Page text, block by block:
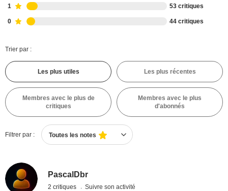
1 53 critiques
0 44 critiques
Trier par :
Les plus utiles Les plus récentes
Membres avec le plus de
critiques
Membres avec le plus
d'abonnés
Filtrer par : Toutes les notes
PascalDbr
2 critiques Suivre son activité